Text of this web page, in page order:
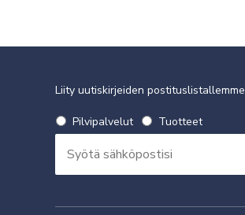
Liity uutiskirjeiden postituslistallemme
Valitse
uutiskirje
*
Vaaditaan
Pilvipalvelut Tuotteet
*
Vaaditaan